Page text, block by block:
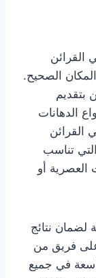
الصحيح.
بتقديم
الدهانات
القرائن
تناسب
أو
لضمان نتائج
على فريق من
في جميع